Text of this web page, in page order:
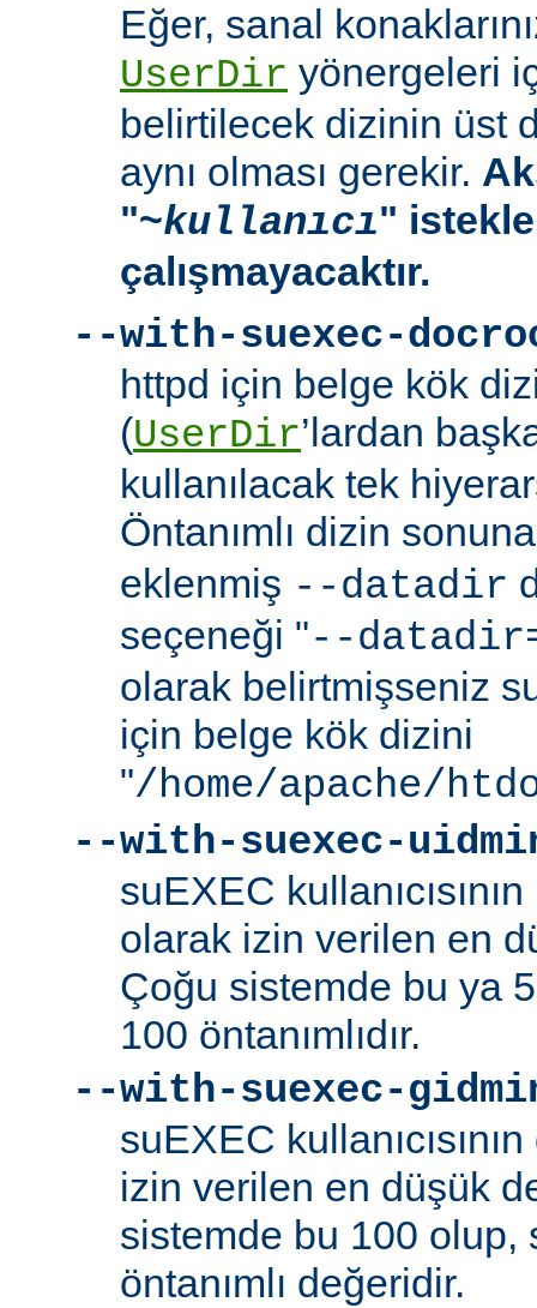
Eğer, sanal
UserDir yönergeleri
belirtilecek dizinin üst
aynı olması gerekir.
"~kullanıcı"
çalışmayacaktır.
--with-suexec-
httpd için belge kök
(UserDir’lardan
kullanılacak tek
Öntanımlı dizin
eklenmiş --datadir
seçeneği "--
olarak belirtmişseniz
için belge kök dizini
"/home/apache/
--with-suexec-
suEXEC
olarak izin verilen en
Çoğu sistemde bu ya
100 öntanımlıdır.
--with-suexec-
suEXEC
izin verilen en düşük
sistemde bu 100 olup,
öntanımlı değeridir.